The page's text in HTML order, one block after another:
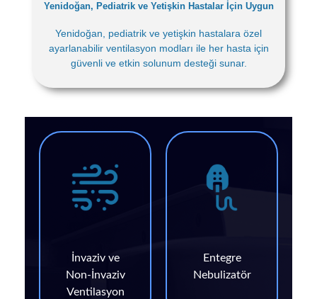
Yenidoğan, Pediatrik ve Yetişkin Hastalar İçin Uygun
Yenidoğan, pediatrik ve yetişkin hastalara özel
ayarlanabilir ventilasyon modları ile her hasta için
güvenli ve etkin solunum desteği sunar.
İnvaziv ve
Non‑İnvaziv
Ventilasyon
Entegre
Nebulizatör